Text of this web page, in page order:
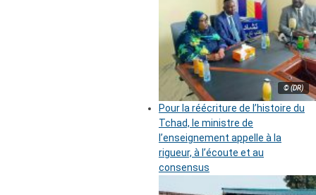
© (DR)
Pour la réécriture de l’histoire du
Tchad, le ministre de
l’enseignement appelle à la
rigueur, à l’écoute et au
consensus